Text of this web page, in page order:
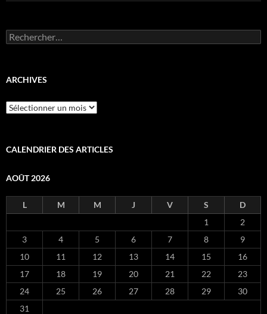
Rechercher :
ARCHIVES
Archives
CALENDRIER DES ARTICLES
AOÛT 2026
L M M J V S
D
1
2
3
4 5 6 7 8
9
10
11 12 13 14 15
16
17
18 19 20 21 22
23
24
25 26 27 28 29
30
31